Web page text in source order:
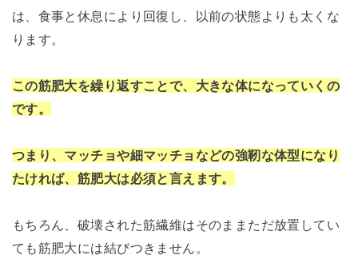
は、食事と休息により回復し、以前の状態よりも太くな
ります。
この筋肥大を繰り返すことで、大きな体になっていくの
です。
つまり、マッチョや細マッチョなどの強靭な体型になり
たければ、筋肥大は必須と言えます。
もちろん、破壊された筋繊維はそのままただ放置してい
ても筋肥大には結びつきません。